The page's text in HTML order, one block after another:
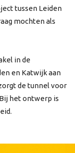
tussen Leiden
mochten als
in de
en Katwijk aan
de tunnel voor
het ontwerp is